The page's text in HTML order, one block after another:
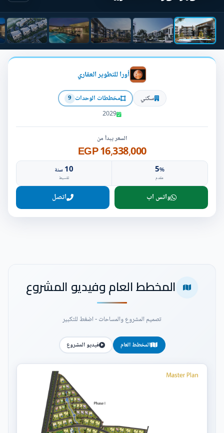
أورا للتطوير العقاري
سكني مخططات الوحدات 9
2029
السعر يبدأ من
16,338,000 EGP
5%
مقدم
10 سنة
تقسيط
واتس اب اتصل
المخطط العام وفيديو المشروع
تصميم المشروع والمساحات - اضغط للتكبير
المخطط العام فيديو المشروع